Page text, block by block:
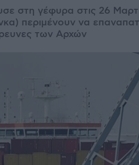
στη γέφυρα στις 26
περιμένουν να
των Αρχών